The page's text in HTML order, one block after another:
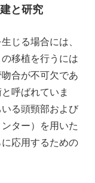
と研究
じる場合には、
移植を行うには
合が不可欠であ
呼ばれていま
る頭頸部および
ター）を用いた
応用するための